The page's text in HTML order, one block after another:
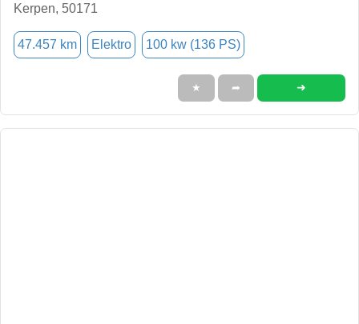
Kerpen, 50171
47.457 km Elektro 100 kw (136 PS)
★ ➦ ➜